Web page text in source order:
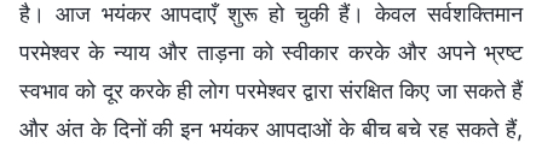
है। आज भयंकर आपदाएँ शुरू हो चुकी हैं। केवल सर्वशक्तिमान
परमेश्वर के न्याय और ताड़ना को स्वीकार करके और अपने भ्रष्ट
स्वभाव को दूर करके ही लोग परमेश्वर द्वारा संरक्षित किए जा सकते हैं
और अंत के दिनों की इन भयंकर आपदाओं के बीच बचे रह सकते हैं,